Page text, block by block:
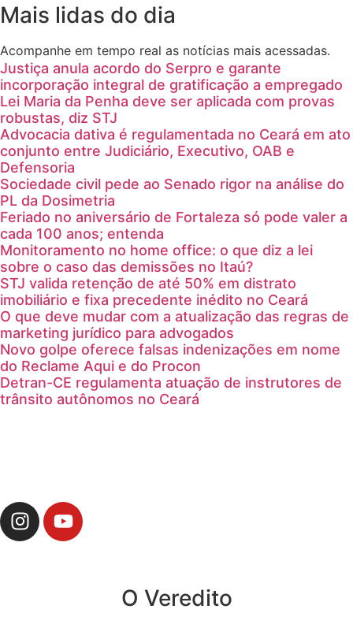
Mais lidas do dia
Acompanhe em tempo real as notícias mais acessadas.
Justiça anula acordo do Serpro e garante
incorporação integral de gratificação a empregado
Lei Maria da Penha deve ser aplicada com provas
robustas, diz STJ
Advocacia dativa é regulamentada no Ceará em ato
conjunto entre Judiciário, Executivo, OAB e
Defensoria
Sociedade civil pede ao Senado rigor na análise do
PL da Dosimetria
Feriado no aniversário de Fortaleza só pode valer a
cada 100 anos; entenda
Monitoramento no home office: o que diz a lei
sobre o caso das demissões no Itaú?
STJ valida retenção de até 50% em distrato
imobiliário e fixa precedente inédito no Ceará
O que deve mudar com a atualização das regras de
marketing jurídico para advogados
Novo golpe oferece falsas indenizações em nome
do Reclame Aqui e do Procon
Detran-CE regulamenta atuação de instrutores de
trânsito autônomos no Ceará
O Veredito